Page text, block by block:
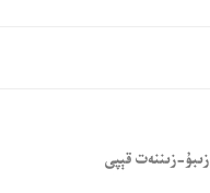
زىبۇ-زىننەت قېپى